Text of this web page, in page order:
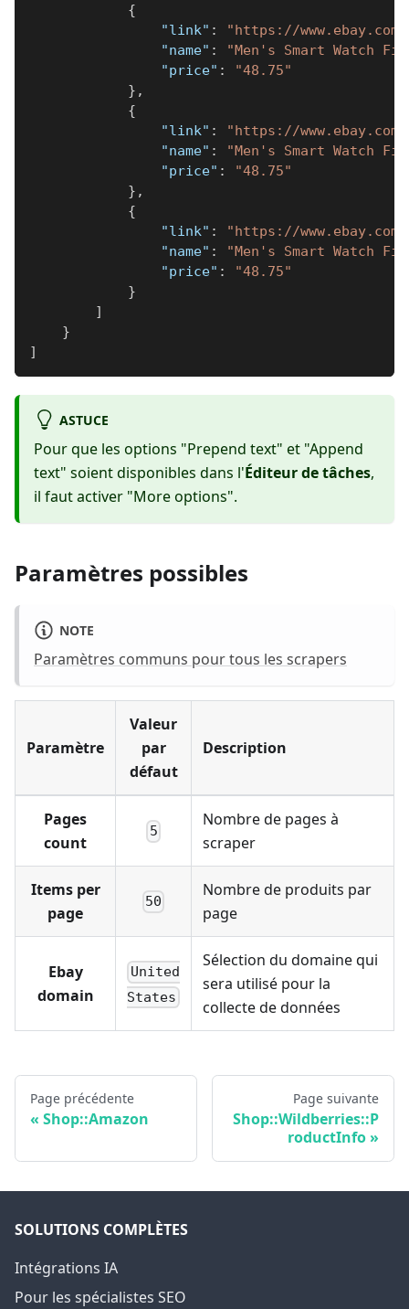
{
"link" :
"https://
"name" :
"Men's Smart Watch
"price" :
"48.75"
} ,
{
"link" :
"https://
"name" :
"Men's Smart Watch
"price" :
"48.75"
} ,
{
"link" :
"https://
"name" :
"Men's Smart Watch
"price" :
"48.75"
}
]
}
]
ASTUCE
Pour que les options "Prepend text" et "Append
text" soient disponibles dans l'Éditeur de tâches,
il faut activer "More options".
Paramètres possibles
NOTE
Paramètres communs pour tous les scrapers
Paramètre
Valeur
par
défaut
Description
Pages
count
5
Nombre de pages à
scraper
Items per
page
50
Nombre de produits par
page
Ebay
domain
United
States
Sélection du domaine qui
sera utilisé pour la
collecte de données
Page précédente
Shop::Amazon
Page suivante
Shop::Wildberries::P
roductInfo
SOLUTIONS COMPLÈTES
Intégrations IA
Pour les spécialistes SEO